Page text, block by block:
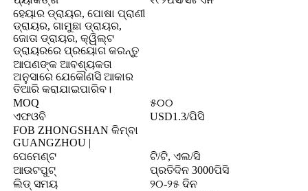
ହେୟାର ଡ୍ରାୟର, ପୋଷା ପ୍ରାଣୀ
ଡ୍ରାୟର, ଗାମୁଛା ଡ୍ରାୟର,
ଜୋତା ଡ୍ରାୟର, କ୍ୱିଲ୍ଟ
ଡ୍ରାୟରରେ ପ୍ରୟୋଗ କରନ୍ତୁ
ଆପଣଙ୍କ ଆବଶ୍ୟକତା
ଅନୁସାରେ ଯେକୌଣସି ଆକାର
ତିଆରି କରାଯାଇପାରିବ।
MOQ
୫୦୦
ଏଫଓବି
USD1.3/ପିସି
FOB ZHONGSHAN କିମ୍ବା
GUANGZHOU |
ପେମେଣ୍ଟ
ଟି/ଟି, ଏଲ/ସି
ଆଉଟପୁଟ୍
ପ୍ରତିଦିନ 3000ପିସି
ଲିଡ୍ ସମୟ
୨୦-୨୫ ଦିନ